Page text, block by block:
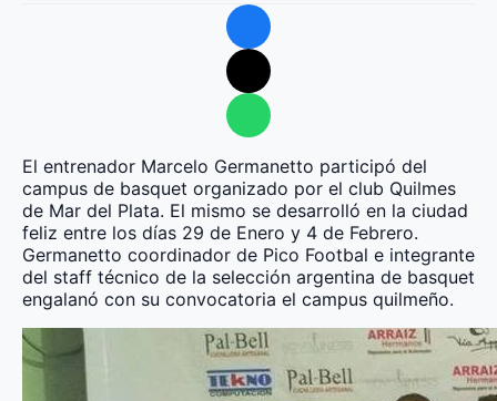
El entrenador Marcelo Germanetto participó del
campus de basquet organizado por el club Quilmes
de Mar del Plata. El mismo se desarrolló en la ciudad
feliz entre los días 29 de Enero y 4 de Febrero.
Germanetto coordinador de Pico Footbal e integrante
del staff técnico de la selección argentina de basquet
engalanó con su convocatoria el campus quilmeño.